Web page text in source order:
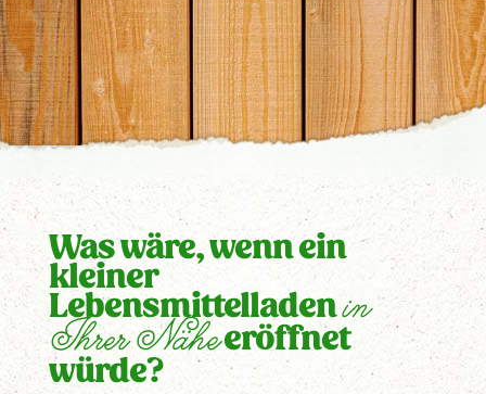
Was wäre, wenn ein
kleiner
Lebensmittelladenin
Ihrer Näheeröffnet
würde?